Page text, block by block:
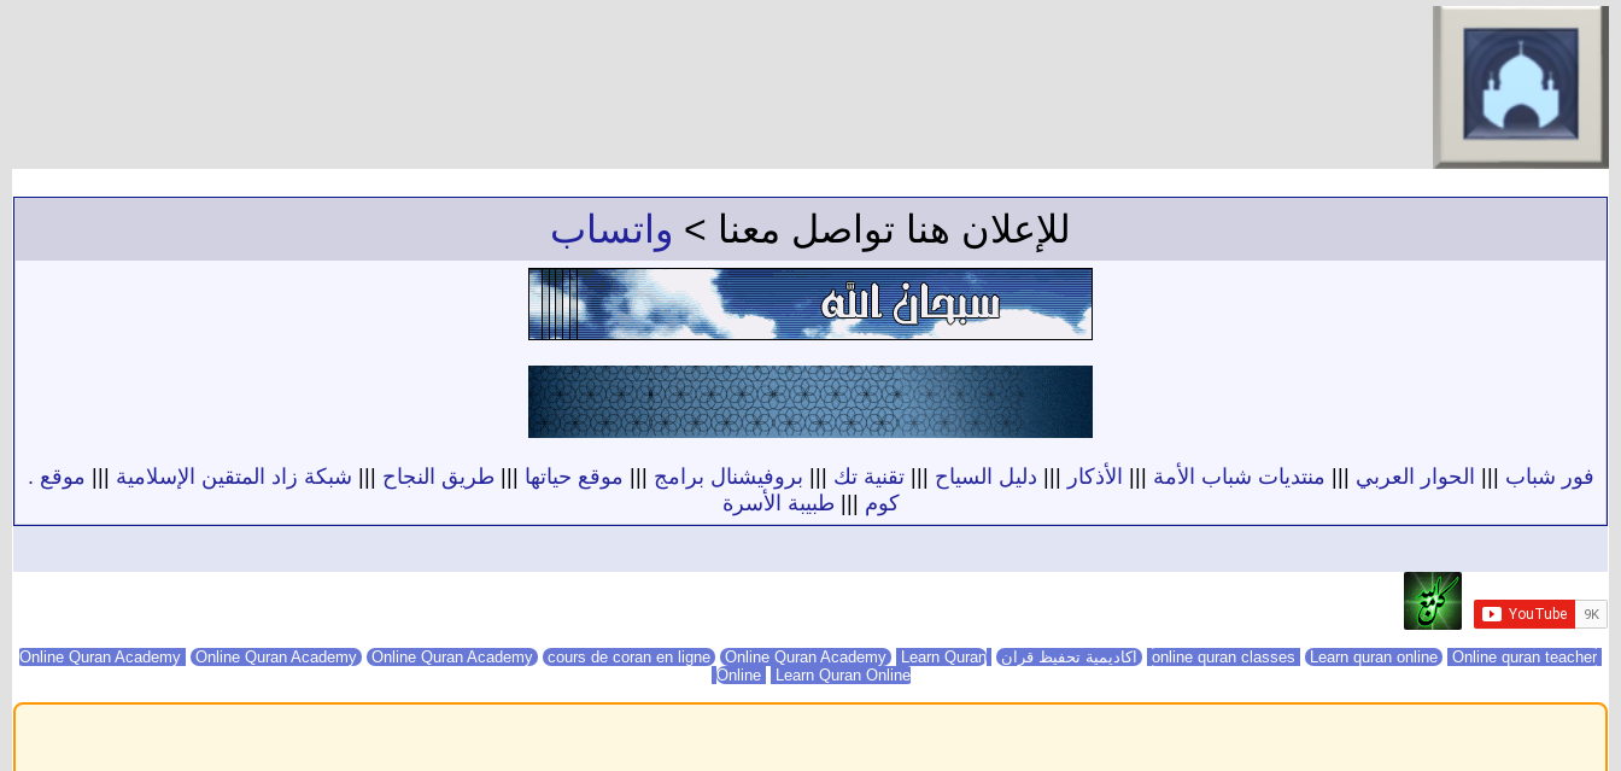
للإعلان هنا تواصل معنا > واتساب
فور شباب الحوار العربي منتديات شباب الأمة الأذكار دليل السياح |||تقنية تك بروفيشنال برامج موقع حياتها طريق النجاح شبكة زاد المتقين الإسلامية
موقع .
كوم
طبيبة الأسرة
Learn quran online Online quran teacher اكاديمية تحفيظ قران Online Quran Academy Online Quran Academy cours de coran en ligne Online Quran Academy
Learn Quran
Online
Learn Quran Online